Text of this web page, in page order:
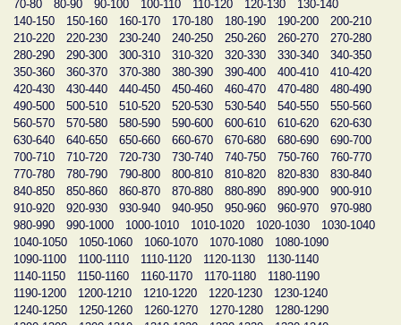
70-80
80-90 90-100 100-110 110-120 120-130
130-140
140-150
150-160 160-170 170-180 180-190 190-200
200-210
210-220
220-230 230-240 240-250 250-260 260-270
270-280
280-290
290-300 300-310 310-320 320-330 330-340
340-350
350-360
360-370 370-380 380-390 390-400 400-410
410-420
420-430
430-440 440-450 450-460 460-470 470-480
480-490
490-500
500-510 510-520 520-530 530-540 540-550
550-560
560-570
570-580 580-590 590-600 600-610 610-620
620-630
630-640
640-650 650-660 660-670 670-680 680-690
690-700
700-710
710-720 720-730 730-740 740-750 750-760
760-770
770-780
780-790 790-800 800-810 810-820 820-830
830-840
840-850
850-860 860-870 870-880 880-890 890-900
900-910
910-920
920-930 930-940 940-950 950-960 960-970
970-980
980-990
990-1000 1000-1010 1010-1020 1020-1030
1030-1040
1040-1050
1050-1060 1060-1070 1070-1080
1080-1090
1090-1100
1100-1110 1110-1120 1120-1130
1130-1140
1140-1150
1150-1160 1160-1170 1170-1180
1180-1190
1190-1200
1200-1210 1210-1220 1220-1230
1230-1240
1240-1250
1250-1260 1260-1270 1270-1280
1280-1290